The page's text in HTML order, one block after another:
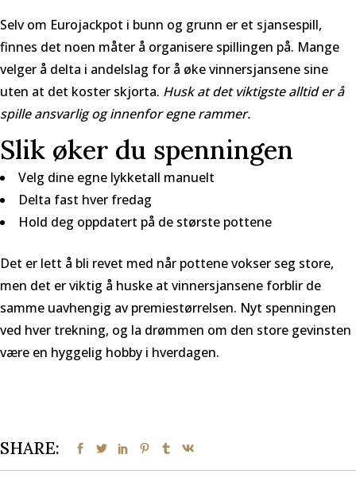
Selv om Eurojackpot i bunn og grunn er et sjansespill,
finnes det noen måter å organisere spillingen på. Mange
velger å delta i andelslag for å øke vinnersjansene sine
uten at det koster skjorta. Husk at det viktigste alltid er å
spille ansvarlig og innenfor egne rammer.
Slik øker du spenningen
Velg dine egne lykketall manuelt
Delta fast hver fredag
Hold deg oppdatert på de største pottene
Det er lett å bli revet med når pottene vokser seg store,
men det er viktig å huske at vinnersjansene forblir de
samme uavhengig av premiestørrelsen. Nyt spenningen
ved hver trekning, og la drømmen om den store gevinsten
være en hyggelig hobby i hverdagen.
SHARE: